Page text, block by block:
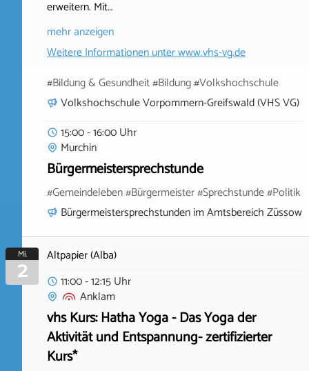
erweitern. Mit…
mehr anzeigen
Weitere Informationen unterwww.vhs-vg.de
#Bildung & Gesundheit #Bildung #Volkshochschule
Volkshochschule Vorpommern-Greifswald (VHS VG)
15:00 - 16:00 Uhr
Murchin
Bürgermeistersprechstunde
#Gemeindeleben #Bürgermeister #Sprechstunde #Politik
Bürgermeistersprechstunden im Amtsbereich Züssow
Mi.
2
Altpapier (Alba)
11:00 - 12:15 Uhr
Anklam
vhs Kurs: Hatha Yoga - Das Yoga der
Aktivität und Entspannung- zertifizierter
Kurs*